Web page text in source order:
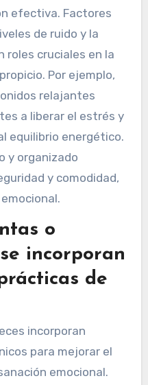
efectiva. Factores
de ruido y la
roles cruciales en la
Por ejemplo,
relajantes
a liberar el estrés y
equilibrio energético.
y organizado
y comodidad,
o
incorporan
de
incorporan
para mejorar el
emocional.